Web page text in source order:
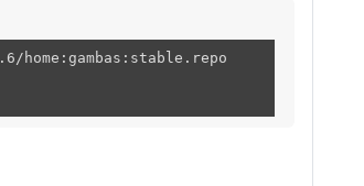
home:gambas:stable.repo